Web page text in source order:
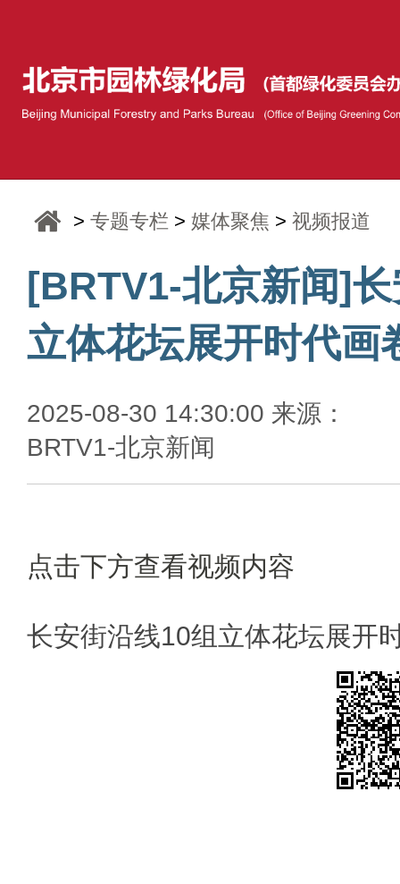
>专题专栏 >媒体聚焦 >视频报道
[BRTV1-北京新闻]
立体花坛展开时代画
2025-08-30 14:30:00 来源：
BRTV1-北京新闻
点击下方查看视频内容
长安街沿线10组立体花坛展开